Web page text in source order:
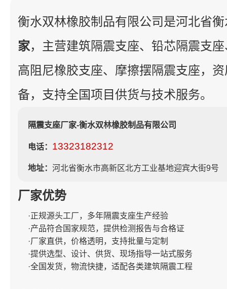
衡水双林橡胶制品有限公司是河北省
家，主营建筑隔震支座、铅芯隔震支
高阻尼橡胶支座、摩擦摆隔震支座，
备，支持全国项目供货与技术服务。
隔震支座厂家-衡水双林橡胶制品有限公司
电话： 13323182312
地址： 河北省衡水市高新区北方工业基地迎宾大街9号
厂家优势
·正规源头工厂，多年隔震支座生产经验
·产品符合国家规范，提供检测报告与合格证
·厂家直供，价格透明，支持批量与定制
·提供选型、设计、供货、现场指导一站式服务
·全国发货，物流快捷，适配各类建筑隔震工程